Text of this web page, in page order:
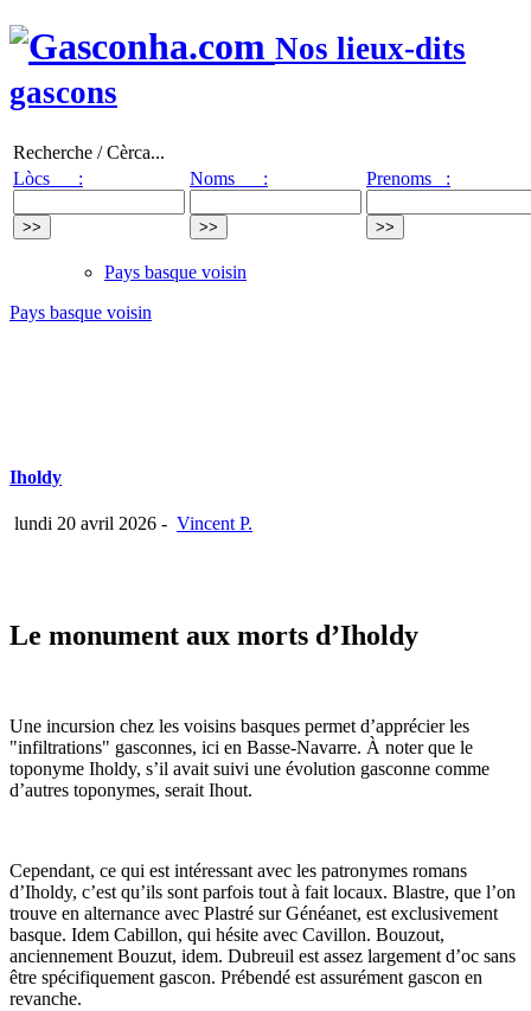
Nos lieux-dits
gascons
Recherche / Cèrca...
Lòcs :
Noms : Prenoms :
Pays basque voisin
Pays basque voisin
Iholdy
lundi 20 avril 2026 - Vincent P.
Le monument aux morts d’Iholdy
Une incursion chez les voisins basques permet d’apprécier les
"infiltrations" gasconnes, ici en Basse-Navarre. À noter que le
toponyme Iholdy, s’il avait suivi une évolution gasconne comme
d’autres toponymes, serait Ihout.
Cependant, ce qui est intéressant avec les patronymes romans
d’Iholdy, c’est qu’ils sont parfois tout à fait locaux. Blastre, que l’on
trouve en alternance avec Plastré sur Généanet, est exclusivement
basque. Idem Cabillon, qui hésite avec Cavillon. Bouzout,
anciennement Bouzut, idem. Dubreuil est assez largement d’oc sans
être spécifiquement gascon. Prébendé est assurément gascon en
revanche.